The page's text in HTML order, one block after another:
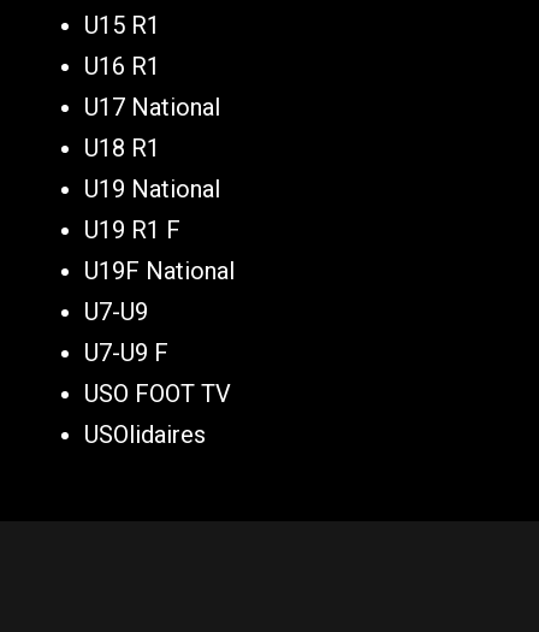
U15 R1
U16 R1
U17 National
U18 R1
U19 National
U19 R1 F
U19F National
U7-U9
U7-U9 F
USO FOOT TV
USOlidaires